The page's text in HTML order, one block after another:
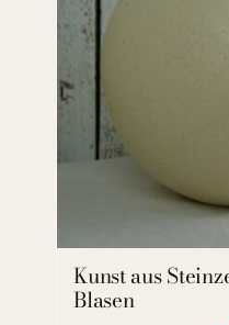
Kunst aus
Blasen